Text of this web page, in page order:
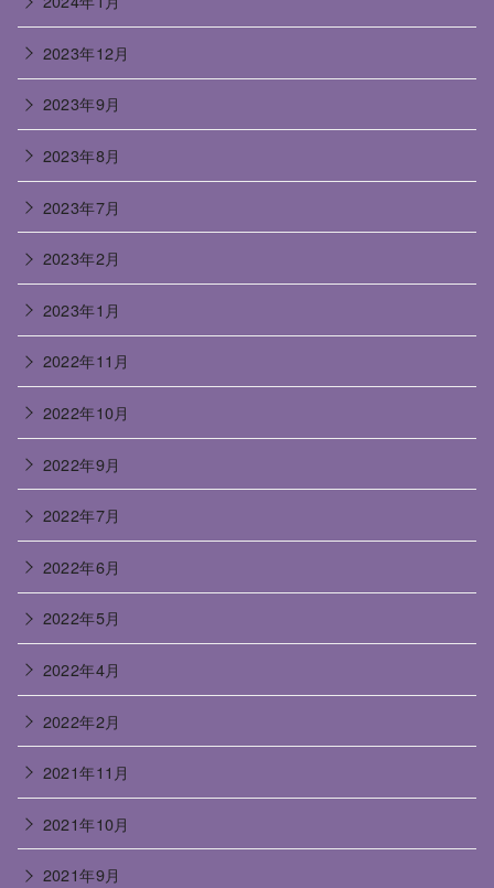
2023年12月
2023年9月
2023年8月
2023年7月
2023年2月
2023年1月
2022年11月
2022年10月
2022年9月
2022年7月
2022年6月
2022年5月
2022年4月
2022年2月
2021年11月
2021年10月
2021年9月